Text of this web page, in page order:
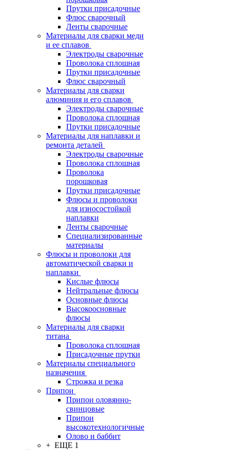
Прутки присадочные
Флюс сварочный
Ленты сварочные
Материалы для сварки меди
и ее сплавов
Электроды сварочные
Проволока сплошная
Прутки присадочные
Флюс сварочный
Материалы для сварки
алюминия и его сплавов
Электроды сварочные
Проволока сплошная
Прутки присадочные
Материалы для наплавки и
ремонта деталей
Электроды сварочные
Проволока сплошная
Проволока
порошковая
Прутки присадочные
Флюсы и проволоки
для износостойкой
наплавки
Ленты сварочные
Специализированные
материалы
Флюсы и проволоки для
автоматической сварки и
наплавки
Кислые флюсы
Нейтральные флюсы
Основные флюсы
Высокоосновные
флюсы
Материалы для сварки
титана
Проволока сплошная
Присадочные прутки
Материалы специального
назначения
Строжка и резка
Припои
Припои оловянно-
свинцовые
Припои
высокотехнологичные
Олово и баббит
+ ЕЩЕ 1